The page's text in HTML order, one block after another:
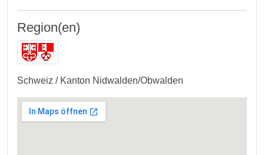
Region(en)
Schweiz / Kanton Nidwalden/Obwalden